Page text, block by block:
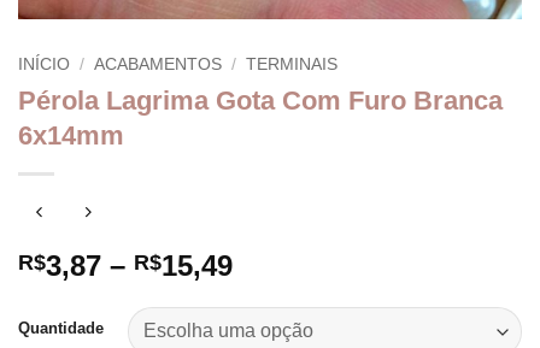
INÍCIO / ACABAMENTOS / TERMINAIS
Pérola Lagrima Gota Com Furo Branca
6x14mm
R$3,87 – R$15,49Faixa
preço:
Quantidade